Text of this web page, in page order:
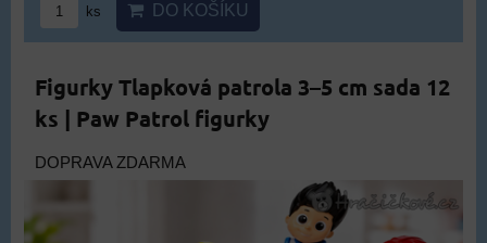
ks DO KOŠÍKU
Figurky Tlapková patrola 3–5 cm sada 12
ks | Paw Patrol figurky
DOPRAVA ZDARMA